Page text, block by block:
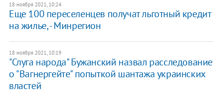
18 ноября 2021, 10:24
Еще 100 переселенцев получат льготный кредит
на жилье, - Минрегион
18 ноября 2021, 10:19
"Слуга народа" Бужанский назвал расследование
о "Вагнергейте" попыткой шантажа украинских
властей